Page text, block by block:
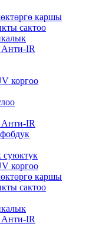
каршы
сактоо
IR
коргоо
IR
суюктук
коргоо
каршы
сактоо
IR